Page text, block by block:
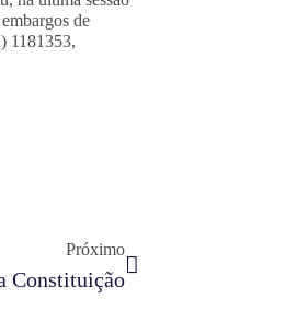
de
1181353,
Próximo
Constituição